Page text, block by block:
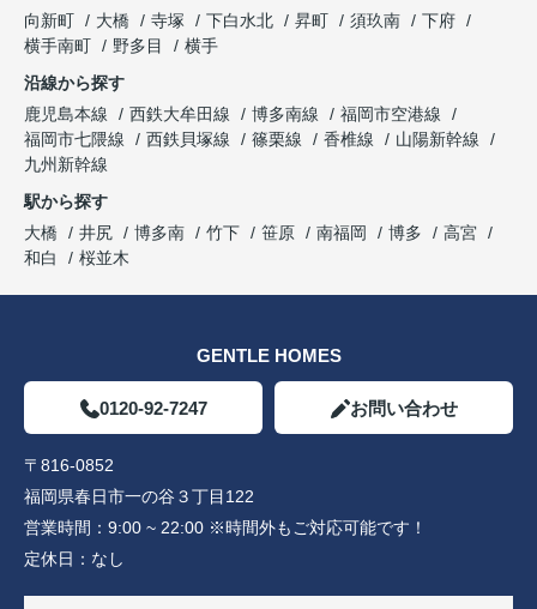
向新町
大橋 寺塚 下白水北 昇町 須玖南
下府
横手南町
野多目
横手
沿線から探す
鹿児島本線
西鉄大牟田線 博多南線
福岡市空港線
福岡市七隈線
西鉄貝塚線 篠栗線 香椎線
山陽新幹線
九州新幹線
駅から探す
大橋
井尻 博多南 竹下 笹原 南福岡 博多
高宮
和白
桜並木
GENTLE HOMES
0120-92-7247 お問い合わせ
〒816-0852
福岡県春日市一の谷３丁目122
営業時間： 9:00 ~ 22:00 ※時間外もご対応可能です！
定休日： なし